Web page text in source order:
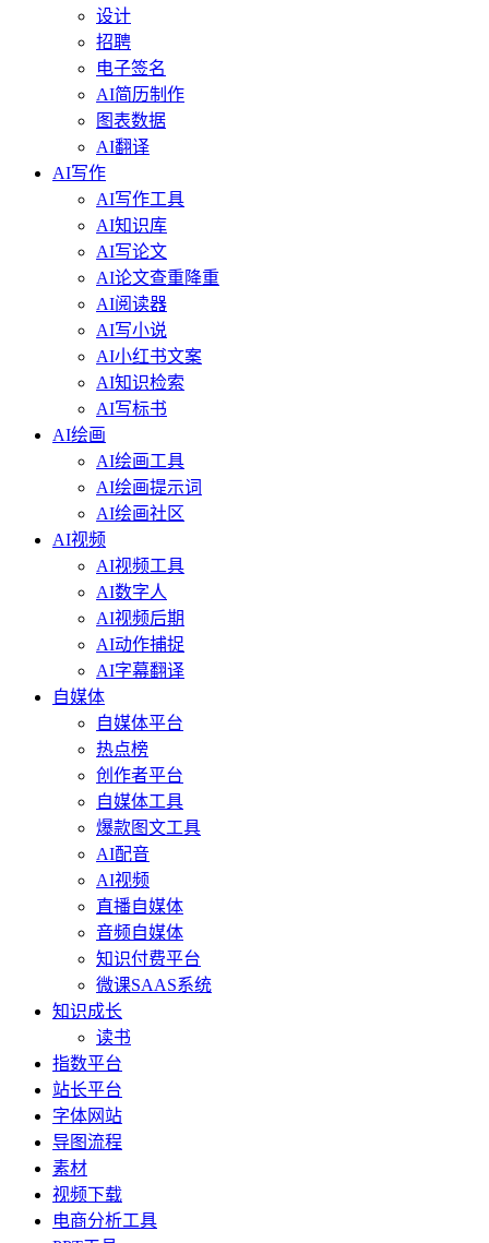
设计
招聘
电子签名
AI简历制作
图表数据
AI翻译
AI写作
AI写作工具
AI知识库
AI写论文
AI论文查重降重
AI阅读器
AI写小说
AI小红书文案
AI知识检索
AI写标书
AI绘画
AI绘画工具
AI绘画提示词
AI绘画社区
AI视频
AI视频工具
AI数字人
AI视频后期
AI动作捕捉
AI字幕翻译
自媒体
自媒体平台
热点榜
创作者平台
自媒体工具
爆款图文工具
AI配音
AI视频
直播自媒体
音频自媒体
知识付费平台
微课SAAS系统
知识成长
读书
指数平台
站长平台
字体网站
导图流程
素材
视频下载
电商分析工具